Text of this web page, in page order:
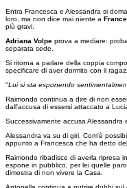
Entra Francesca e Alessandra si
loro, ma non dice mai niente a
più gravi.
Adriana Volpe prova a mediare:
separata sede.
Si ritorna a parlare della coppia
specificare di aver dormito con il
"Lui si sta esponendo
Raimondo continua a dire di non
dall'accusa di essersi attaccato a
Successivamente accusa Alessandra
Alessandra va su di giri. Com'è
appunto a Francesca che ha detto
Raimondo ribadisce di averla ripresa
espone in pubblico, per lei quelle
dimostra di non vivere la Casa.